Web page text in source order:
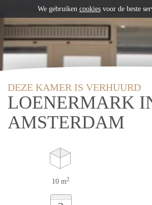
DEZE KAMER IS VERHUURD
LOENERMARK
AMSTERDAM
10 m2
We gebruiken cookies voor de beste